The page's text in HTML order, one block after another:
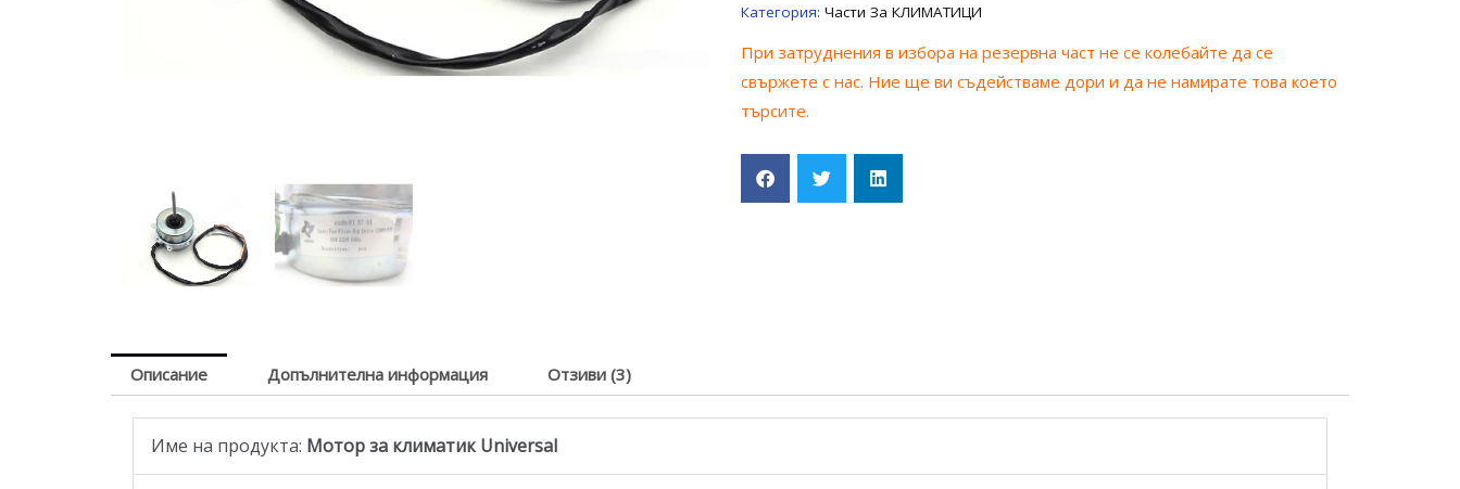
Категория: Части За КЛИМАТИЦИ
При затруднения в избора на резервна част не се колебайте да се
свържете с нас. Ние ще ви съдействаме дори и да не намирате това което
търсите.
Описание Допълнителна информация Отзиви (3)
Име на продукта: Мотор за климатик Universal